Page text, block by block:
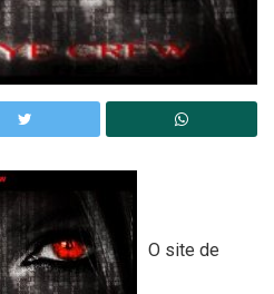
O site de